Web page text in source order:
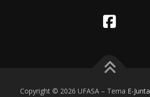
Copyright © 2026 UFASA – Tema E-Junta